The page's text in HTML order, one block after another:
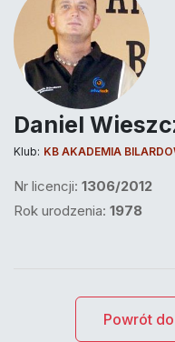
Daniel
Klub: KB AKADEMIA
Nr licencji: 1306/2012
Rok urodzenia: 1978
Powrót